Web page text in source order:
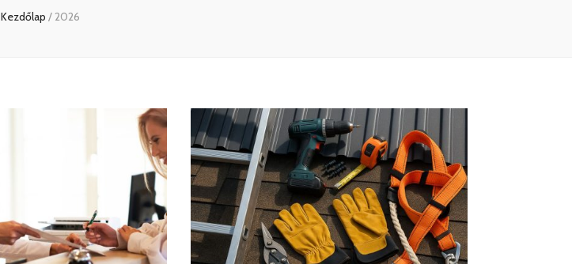
Kezdőlap / 2026